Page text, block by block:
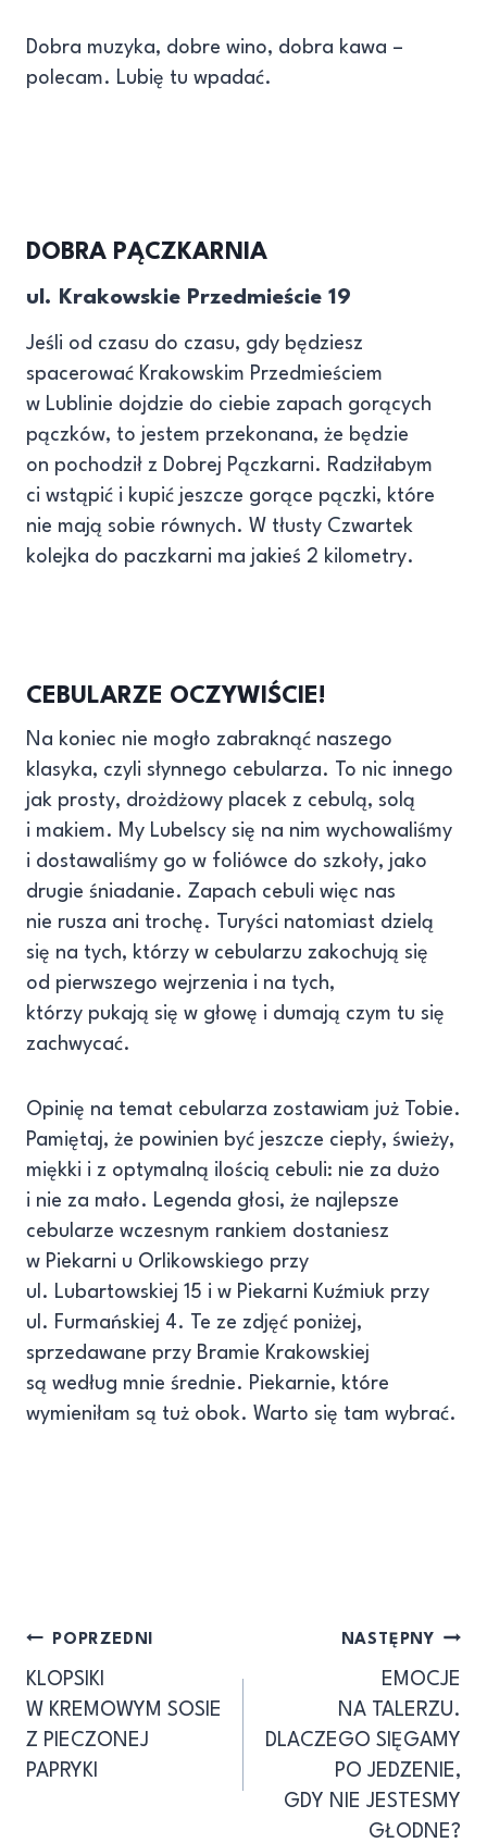
Dobra muzyka, dobre wino, dobra kawa –
polecam. Lubię tu wpadać.
DOBRA PĄCZKARNIA
ul. Krakowskie Przedmieście 19
Jeśli od czasu do czasu, gdy będziesz
spacerować Krakowskim Przedmieściem
w Lublinie dojdzie do ciebie zapach gorących
pączków, to jestem przekonana, że będzie
on pochodził z Dobrej Pączkarni. Radziłabym
ci wstąpić i kupić jeszcze gorące pączki, które
nie mają sobie równych. W tłusty Czwartek
kolejka do paczkarni ma jakieś 2 kilometry.
CEBULARZE OCZYWIŚCIE!
Na koniec nie mogło zabraknąć naszego
klasyka, czyli słynnego cebularza. To nic innego
jak prosty, drożdżowy placek z cebulą, solą
i makiem. My Lubelscy się na nim wychowaliśmy
i dostawaliśmy go w foliówce do szkoły, jako
drugie śniadanie. Zapach cebuli więc nas
nie rusza ani trochę. Turyści natomiast dzielą
się na tych, którzy w cebularzu zakochują się
od pierwszego wejrzenia i na tych,
którzy pukają się w głowę i dumają czym tu się
zachwycać.
Opinię na temat cebularza zostawiam już Tobie.
Pamiętaj, że powinien być jeszcze ciepły, świeży,
miękki i z optymalną ilością cebuli: nie za dużo
i nie za mało. Legenda głosi, że najlepsze
cebularze wczesnym rankiem dostaniesz
w Piekarni u Orlikowskiego przy
ul. Lubartowskiej 15 i w Piekarni Kuźmiuk przy
ul. Furmańskiej 4. Te ze zdjęć poniżej,
sprzedawane przy Bramie Krakowskiej
są według mnie średnie. Piekarnie, które
wymieniłam są tuż obok. Warto się tam wybrać.
Nawigacja
wpisu
POPRZEDNI
KLOPSIKI
W KREMOWYM SOSIE
Z PIECZONEJ
PAPRYKI
NASTĘPNY
EMOCJE
NA TALERZU.
DLACZEGO SIĘGAMY
PO JEDZENIE,
GDY NIE JESTESMY
GŁODNE?